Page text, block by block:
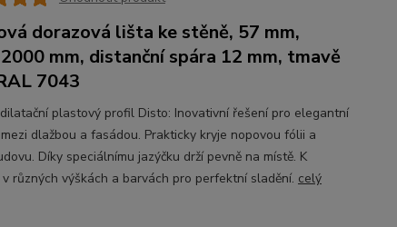
dorazová lišta ke stěně, 57 mm,
mm, distanční spára 12 mm, tmavě
7043
plastový profil Disto: Inovativní řešení pro elegantní
dlažbou a fasádou. Prakticky kryje nopovou fólii a
Díky speciálnímu jazýčku drží pevně na místě. K
v různých výškách a barvách pro perfektní sladění. celý